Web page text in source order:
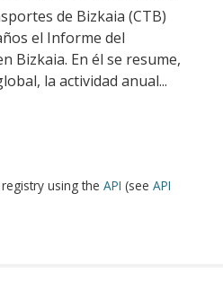
de Bizkaia (CTB)
el Informe del
Bizkaia. En él se resume,
la actividad anual...
using the API (see API